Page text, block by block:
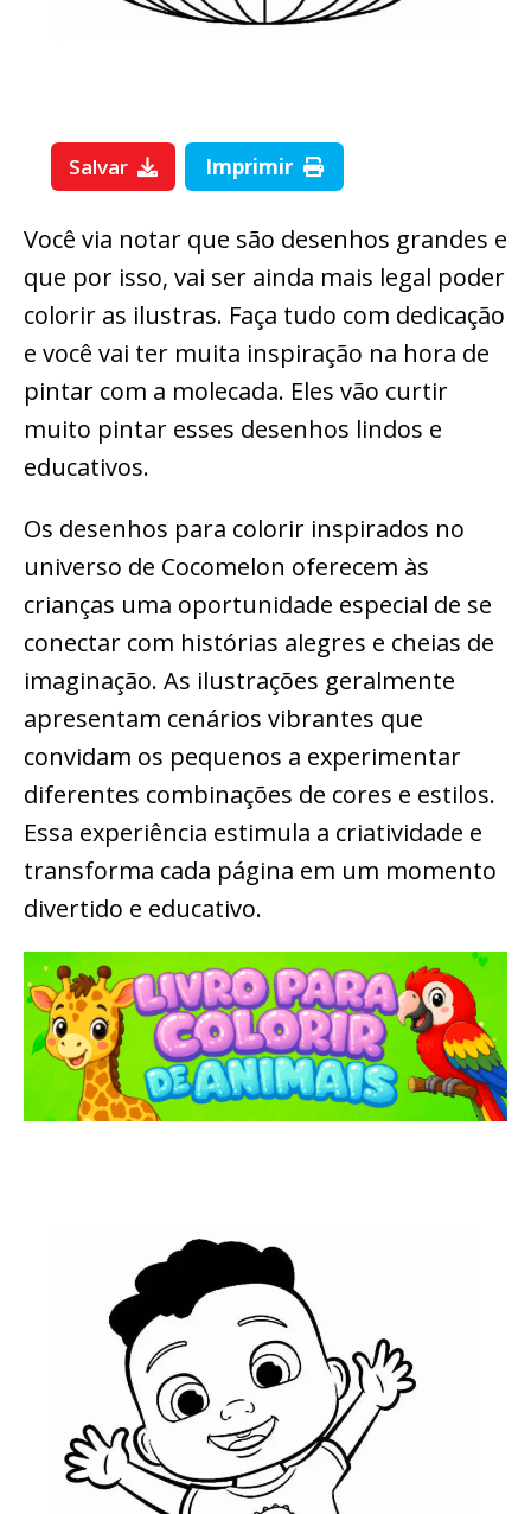
Salvar Imprimir
Você via notar que são desenhos grandes e
que por isso, vai ser ainda mais legal poder
colorir as ilustras. Faça tudo com dedicação
e você vai ter muita inspiração na hora de
pintar com a molecada. Eles vão curtir
muito pintar esses desenhos lindos e
educativos.
Os desenhos para colorir inspirados no
universo de Cocomelon oferecem às
crianças uma oportunidade especial de se
conectar com histórias alegres e cheias de
imaginação. As ilustrações geralmente
apresentam cenários vibrantes que
convidam os pequenos a experimentar
diferentes combinações de cores e estilos.
Essa experiência estimula a criatividade e
transforma cada página em um momento
divertido e educativo.